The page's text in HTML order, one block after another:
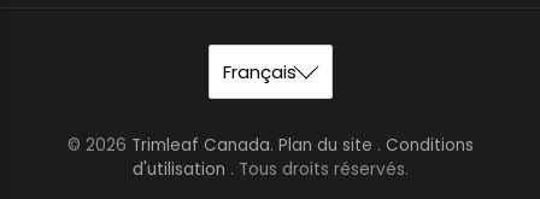
© 2026 Trimleaf Canada. Plan du site . Conditions
d'utilisation . Tous droits réservés.